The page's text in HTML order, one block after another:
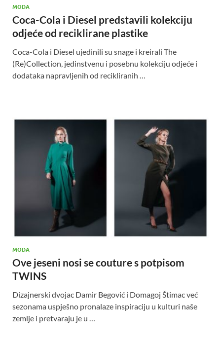
MODA
Coca-Cola i Diesel predstavili kolekciju
odjeće od reciklirane plastike
Coca-Cola i Diesel ujedinili su snage i kreirali The
(Re)Collection, jedinstvenu i posebnu kolekciju odjeće i
dodataka napravljenih od recikliranih …
MODA
Ove jeseni nosi se couture s potpisom
TWINS
Dizajnerski dvojac Damir Begović i Domagoj Štimac već
sezonama uspješno pronalaze inspiraciju u kulturi naše
zemlje i pretvaraju je u …